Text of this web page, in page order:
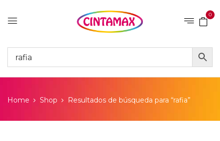
0
Home Shop Resultados de búsqueda para “rafia”